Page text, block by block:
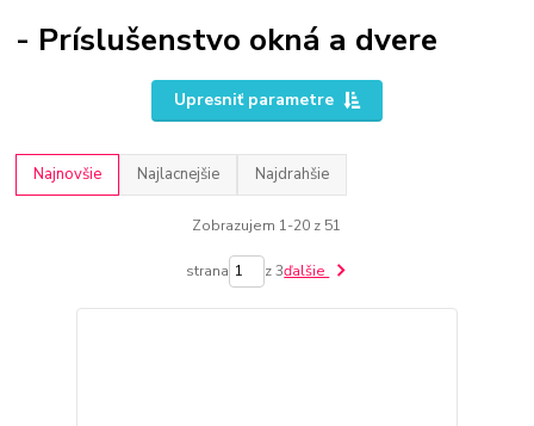
- Príslušenstvo okná a dvere
Upresniť parametre
Najnovšie Najlacnejšie Najdrahšie
Zobrazujem 1-20 z 51
strana z 3ďalšie